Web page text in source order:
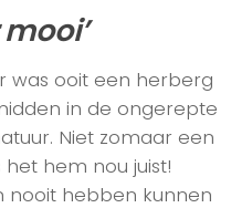
was ooit een herberg
in de ongerepte
Niet zomaar een
hem nou juist!
nooit hebben kunnen